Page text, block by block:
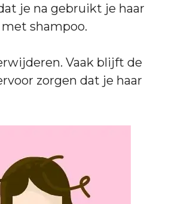
je na gebruikt je haar
shampoo.
Vaak blijft de
zorgen dat je haar